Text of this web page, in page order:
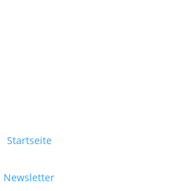
Startseite
Newsletter